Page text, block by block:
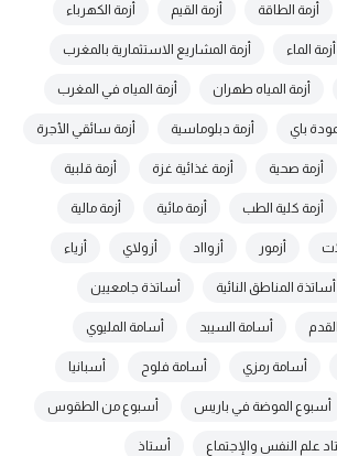
أزمة الطاقة أزمة القيم أزمة الكهرباء
أزمة الماء أزمة المشاريع الاستثمارية بالمغرب
أزمة المياه طهران أزمة المياه في المغرب
باي أزمة دبلوماسية أزمة سائقي الأجرة
أزمة صحية أزمة غذائية غزة أزمة قلبية
أزمة كلية الطب أزمة مائية أزمة مالية
أزمور أزوااد أزولاي أزياء
أساتذة المناطق النائية أساتذة جامعيين
أسامة السيبد أسامة المليوي
أسامة رمزي أسامة فلوح أسبانيا
أسبوع الموضة في باريس أسبوع من الطقوس
علم النفس والإجتماع أستاذ